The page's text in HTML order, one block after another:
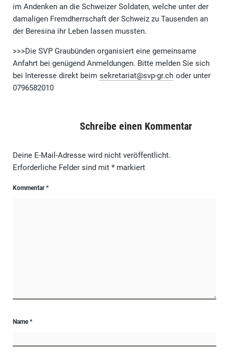
im Andenken an die Schweizer Soldaten, welche unter der
damaligen Fremdherrschaft der Schweiz zu Tausenden an
der Beresina ihr Leben lassen mussten.
>>>Die SVP Graubünden organisiert eine gemeinsame
Anfahrt bei genügend Anmeldungen. Bitte melden Sie sich
bei Interesse direkt beim sekretariat@svp-gr.ch oder unter
0796582010
Schreibe einen Kommentar
Deine E-Mail-Adresse wird nicht veröffentlicht.
Erforderliche Felder sind mit *markiert
Kommentar*
Name*